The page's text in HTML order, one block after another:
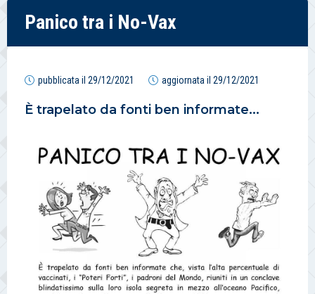
Panico tra i No-Vax
pubblicata il 29/12/2021 aggiornata il 29/12/2021
È trapelato da fonti ben informate...